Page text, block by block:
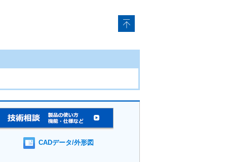
CADデータ/外形図